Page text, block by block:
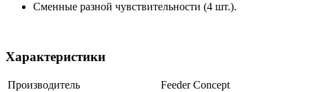
Сменные разной чувствительности (4 шт.).
Характеристики
Производитель
Feeder Concept